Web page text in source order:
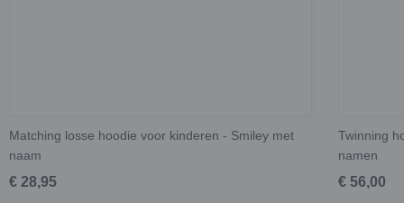
Matching losse hoodie voor kinderen - Smiley met
naam
€ 28,95
Twinning
namen
€ 56,00